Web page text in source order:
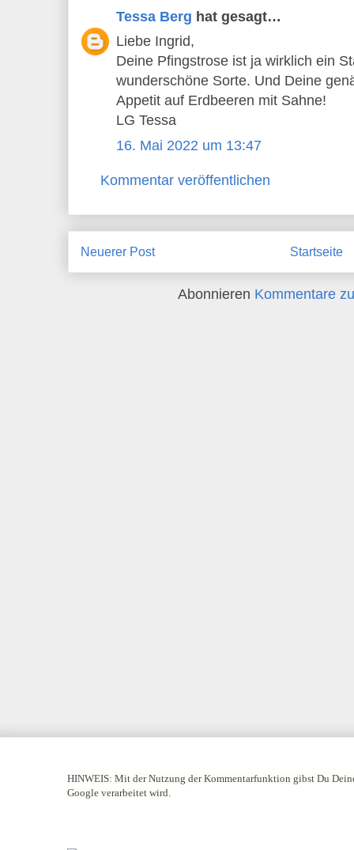
Tessa Berg hat gesagt…
Liebe Ingrid,
Deine Pfingstrose ist ja wirklich ein
wunderschöne Sorte. Und Deine
Appetit auf Erdbeeren mit Sahne!
LG Tessa
16. Mai 2022 um 13:47
Kommentar veröffentlichen
Neuerer Post Startseite
Abonnieren Kommentare
HINWEIS: Mit der Nutzung der Kommentarfunktion gibst Du
Google verarbeitet wird.